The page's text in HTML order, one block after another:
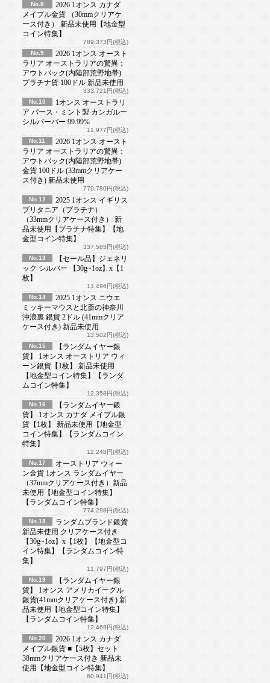
No.8
2026 1オンス カナダ
メイプル金貨 （30mmクリアケ
ース付き） 新品未使用【地金型
コイン特集】
789,373円(税込)
No.9
2026 1オンス オースト
ラリア オーストラリアの驚異：
アウトバック(内陸部荒野地帯)
プラチナ貨 100ドル 新品未使用
333,721円(税込)
No.10
1オンス オーストラリ
ア パース・ミント製 カンガルー
シルバーバー 99.99%
11,977円(税込)
No.11
2026 1オンス オースト
ラリア オーストラリアの驚異：
アウトバック(内陸部荒野地帯)
金貨 100ドル (33mmクリアケー
ス付き) 新品未使用
779,780円(税込)
No.12
2025 1オンス イギリス
ブリタニア（プラチナ）
（33mmクリアケース付き） 新
品未使用【プラチナ特集】【地
金型コイン特集】
337,585円(税込)
No.13
【セール品】ジェネリ
ック シルバー 【30g~1oz】x【1
枚】
11,496円(税込)
No.14
2025 1オンス ニウエ
ミッキーマウスと北斎の神奈川
沖浪裏 銀貨 2ドル (41mmクリア
ケース付き) 新品未使用
13,502円(税込)
No.15
【ランダムイヤー銀
貨】 1オンス オーストリア ウィ
ーン銀貨【1枚】 新品未使用
【地金型コイン特集】【ランダ
ムコイン特集】
12,358円(税込)
No.16
【ランダムイヤー銀
貨】 1オンス カナダ メイプル銀
貨【1枚】 新品未使用【地金型
コイン特集】【ランダムコイン
特集】
12,248円(税込)
No.17
オーストリア ウィー
ン金貨 1オンス ランダムイヤー
（37mmクリアケース付き）新品
未使用【地金型コイン特集】
【ランダムコイン特集】
774,298円(税込)
No.18
ランダムブランド銀貨
新品未使用 クリアケース付き
【30g~1oz】x【1枚】【地金型コ
イン特集】【ランダムコイン特
集】
11,797円(税込)
No.19
【ランダムイヤー銀
貨】 1オンス アメリカイーグル
銀貨(41mmクリアケース付き) 新
品未使用【地金型コイン特集】
【ランダムコイン特集】
12,469円(税込)
No.20
2026 1オンス カナダ
メイプル銀貨 ■【5枚】セット
38mmクリアケース付き 新品未
使用【地金型コイン特集】
60,941円(税込)